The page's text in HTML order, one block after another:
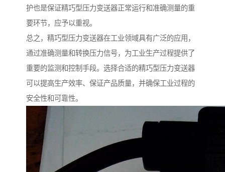
护也是保证精巧型压力变送器正常运行和准确测量的重
要环节，应予以重视。
总之，精巧型压力变送器在工业领域具有广泛的应用，
通过准确测量和转换压力信号，为工业生产过程提供了
重要的监测和控制手段。选择合适的精巧型压力变送器
可以提高生产效率、保证产品质量，并确保工业过程的
安全性和可靠性。